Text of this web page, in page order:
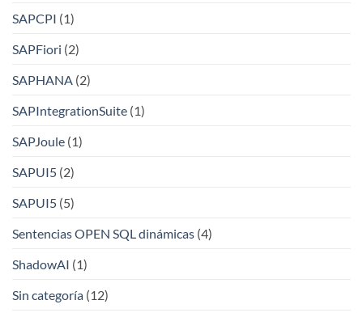
SAPCPI (1)
SAPFiori (2)
SAPHANA (2)
SAPIntegrationSuite (1)
SAPJoule (1)
SAPUI5 (2)
SAPUI5 (5)
Sentencias OPEN SQL dinámicas (4)
ShadowAI (1)
Sin categoría (12)